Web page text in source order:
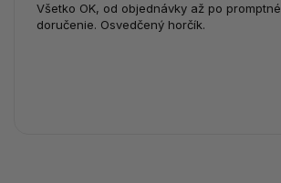
Všetko OK, od objednávky až po promptné
doručenie. Osvedčený horčík.